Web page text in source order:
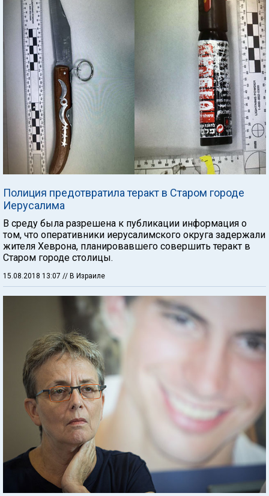
Полиция предотвратила теракт в Старом городе
Иерусалима
В среду была разрешена к публикации информация о
том, что оперативники иерусалимского округа задержали
жителя Хеврона, планировавшего совершить теракт в
Старом городе столицы.
15.08.2018 13:07 // В Израиле